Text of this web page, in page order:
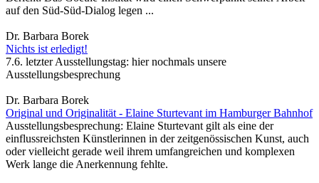
auf den Süd-Süd-Dialog legen ...
Dr. Barbara Borek
Nichts ist erledigt!
7.6. letzter Ausstellungstag: hier nochmals unsere
Ausstellungsbesprechung
Dr. Barbara Borek
Original und Originalität - Elaine Sturtevant im Hamburger Bahnhof
Ausstellungsbesprechung: Elaine Sturtevant gilt als eine der
einflussreichsten Künstlerinnen in der zeitgenössischen Kunst, auch
oder vielleicht gerade weil ihrem umfangreichen und komplexen
Werk lange die Anerkennung fehlte.